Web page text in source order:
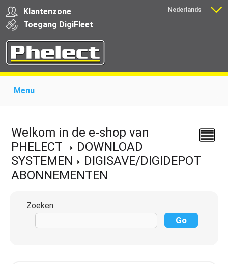
Klantenzone
Toegang DigiFleet
Nederlands
Menu
Producten voor transporteurs
Opleiding
Nieuws
Ondersteuning
Download Contact
Welkom in de e-shop van
PHELECT
DOWNLOAD
SYSTEMEN
DIGISAVE/DIGIDEPOT
ABONNEMENTEN
Zoeken